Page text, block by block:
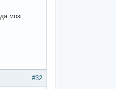
мозг
#32